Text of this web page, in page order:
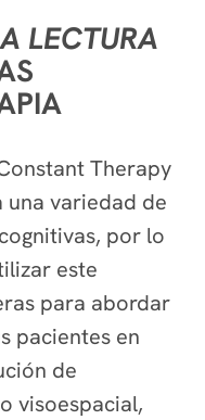
LECTURA
Therapy
una variedad de
por lo
este
para abordar
pacientes en
de
visoespacial,